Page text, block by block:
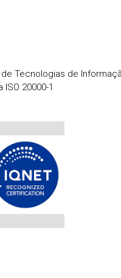
Tecnologias de
20000-1